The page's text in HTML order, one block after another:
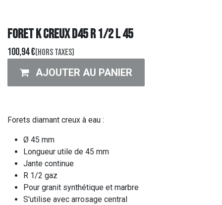
FORET K CREUX D45 R 1/2 L 45
100,94€(Hors taxes)
AJOUTER AU PANIER
Forets diamant creux à eau :
Ø 45 mm
Longueur utile de 45 mm
Jante continue
R 1/2 gaz
Pour granit synthétique et marbre
S'utilise avec arrosage central